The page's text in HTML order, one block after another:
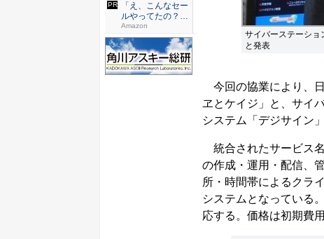
サイバーステーショ
と発表
今回の協業により、
ヱとケイジ」と、サイ
システム「デジサイン
統合されたサービス
の作成・運用・配信、
所・時間帯によるクラ
システムとなっている
応する。価格は初期費
「え、こんなセー
ルやってたの？」
80％O...
Amazon